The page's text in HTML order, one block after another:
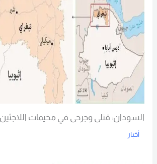
السودان: قتلى وجرحى في مخيمات اللاجئين
أخبار